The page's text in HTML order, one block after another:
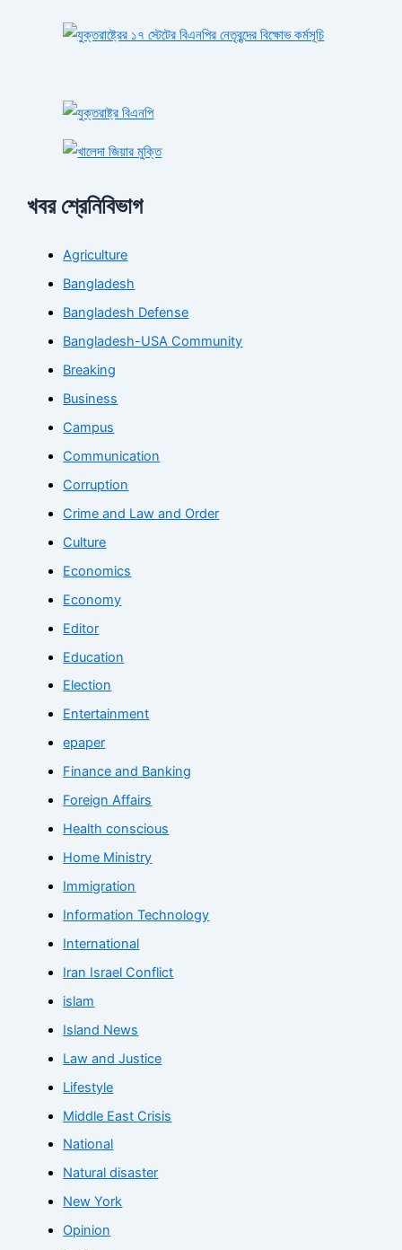
খবর শ্রেনিবিভাগ
Agriculture
Bangladesh
Bangladesh Defense
Bangladesh-USA Community
Breaking
Business
Campus
Communication
Corruption
Crime and Law and Order
Culture
Economics
Economy
Editor
Education
Election
Entertainment
epaper
Finance and Banking
Foreign Affairs
Health conscious
Home Ministry
Immigration
Information Technology
International
Iran Israel Conflict
islam
Island News
Law and Justice
Lifestyle
Middle East Crisis
National
Natural disaster
New York
Opinion